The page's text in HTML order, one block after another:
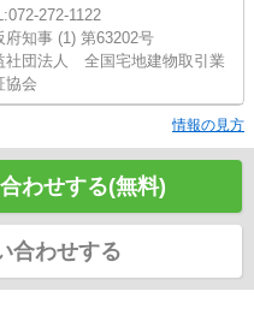
272-1122
府知事 (1) 第63202号
社団法人 全国宅地建物取引業
協会
情報の見方
わせする(無料)
合わせする